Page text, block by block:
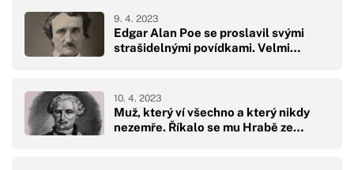
Edgar Alan Poe se proslavil svými
strašidelnými povídkami. Velmi…
9. 4. 2023
Muž, který ví všechno a který nikdy
nezemře. Říkalo se mu Hrabě ze…
10. 4. 2023